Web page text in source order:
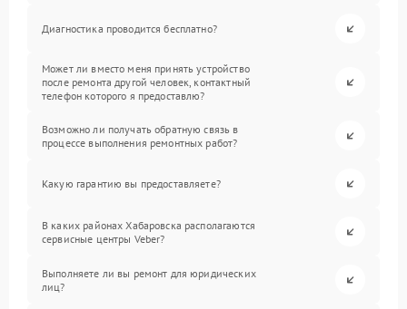
Диагностика проводится бесплатно?
Может ли вместо меня принять устройство
после ремонта другой человек, контактный
телефон которого я предоставлю?
Возможно ли получать обратную связь в
процессе выполнения ремонтных работ?
Какую гарантию вы предоставляете?
В каких районах Хабаровска располагаются
сервисные центры Veber?
Выполняете ли вы ремонт для юридических
лиц?